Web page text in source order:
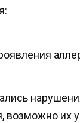
возможно их